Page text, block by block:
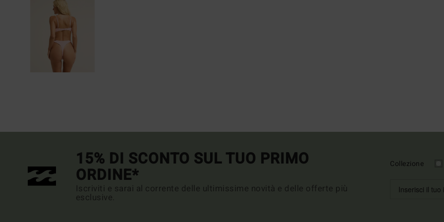
15% DI SCONTO SUL TUO PRIMO
ORDINE*
Iscriviti e sarai al corrente delle ultimissime novità e delle offerte più
esclusive.
Collezione